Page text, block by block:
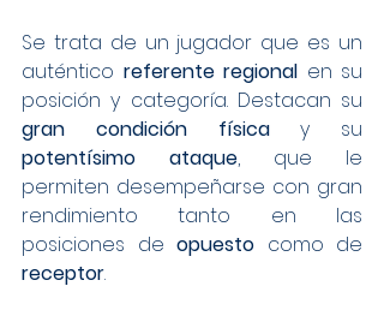
Se trata de un jugador que es un
auténtico referente regional en su
gran condición física
potentísimo ataque, que le
permiten desempeñarse con gran
rendimiento tanto en las
posiciones de opuesto
receptor.